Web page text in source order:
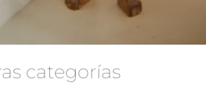
categorías